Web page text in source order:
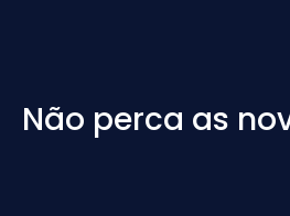
Não perca as